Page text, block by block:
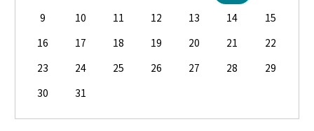
9
10 11 12 13 14
15
16
17 18 19 20 21
22
23
24 25 26 27 28
29
30
31